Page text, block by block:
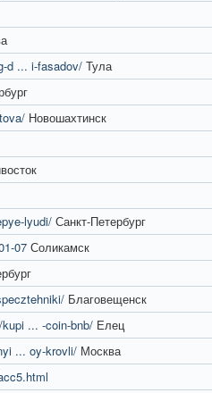
d ... i-fasadov/ Тула
Новошахтинск
lyudi/ Санкт-Петербург
07 Соликамск
Благовещенск
... -coin-bnb/ Елец
... oy-krovli/ Москва